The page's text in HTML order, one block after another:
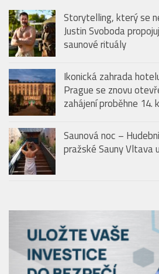
Storytelling, který se
Justin Svoboda
saunové rituály
Ikonická zahrada
Prague se znovu
zahájení proběhne 14.
Saunová noc –
pražské Sauny Vltava